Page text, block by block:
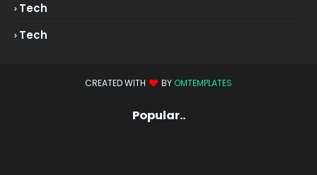
Tech
Tech
CREATED WITH BY OMTEMPLATES
Popular..